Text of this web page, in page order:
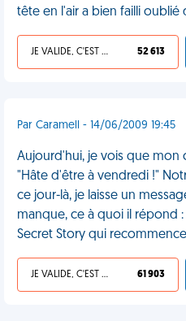
tête en l'air a bien failli oublié
JE VALIDE, C'EST UNE VDM 52 613
Par Caramell - 14/06/2009 19:45
Aujourd'hui, je vois que mon
"Hâte d'être à vendredi !"
ce jour-là, je laisse un
manque, ce à quoi il répond
Secret Story qui
JE VALIDE, C'EST UNE VDM 61 903